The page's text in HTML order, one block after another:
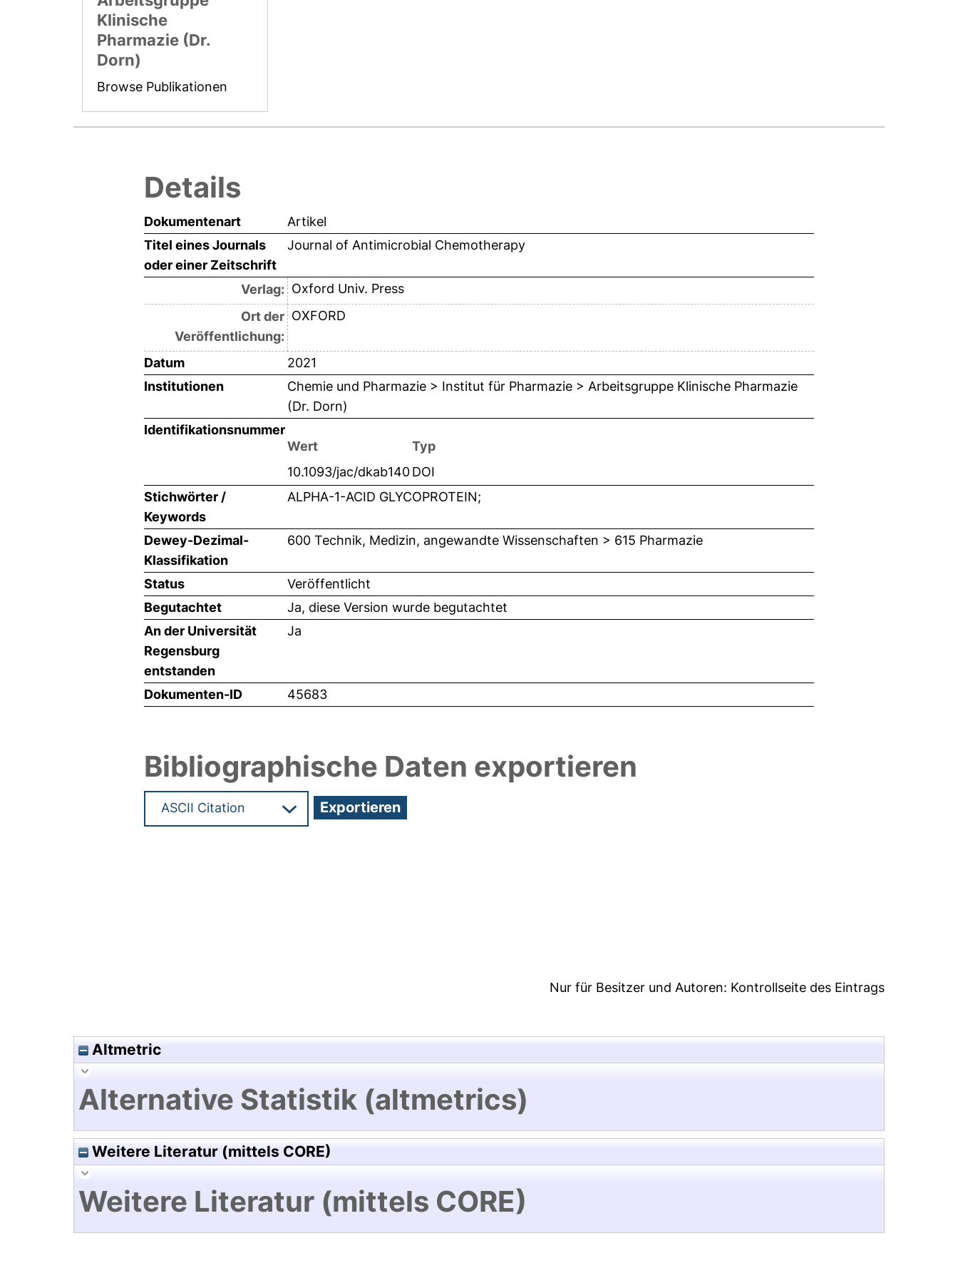
Klinische
Pharmazie (Dr.
Dorn)
Browse Publikationen
Details
Dokumentenart
Artikel
Titel eines Journals
oder einer Zeitschrift
Journal of Antimicrobial Chemotherapy
Verlag: Oxford Univ. Press
Ort der
Veröffentlichung:
OXFORD
Datum
2021
Institutionen
Chemie und Pharmazie > Institut für Pharmazie > Arbeitsgruppe Klinische Pharmazie
(Dr. Dorn)
Identifikationsnummer
Wert
Typ
10.1093/jac/dkab140DOI
Stichwörter /
Keywords
ALPHA-1-ACID GLYCOPROTEIN;
Dewey-Dezimal-
Klassifikation
600 Technik, Medizin, angewandte Wissenschaften > 615 Pharmazie
Status
Veröffentlicht
Begutachtet
Ja, diese Version wurde begutachtet
An der Universität
Regensburg
entstanden
Ja
Dokumenten-ID 45683
Bibliographische Daten exportieren
Nur für Besitzer und Autoren: Kontrollseite des Eintrags
Altmetric
Alternative Statistik (altmetrics)
Weitere Literatur (mittels CORE)
Weitere Literatur (mittels CORE)